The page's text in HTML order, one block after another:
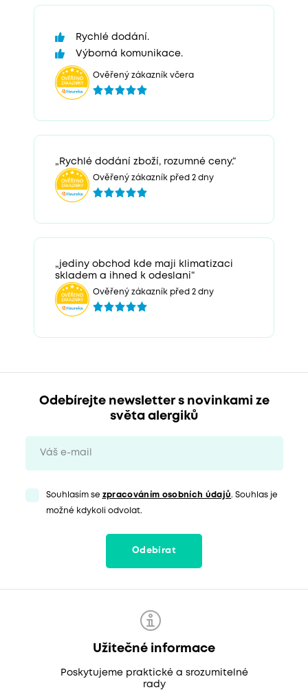
Rychlé dodání.
Výborná komunikace.
Ověřený zákazník včera
„Rychlé dodání zboží, rozumné ceny.“
Ověřený zákazník před 2 dny
„jediny obchod kde maji klimatizaci
skladem a ihned k odeslani“
Ověřený zákazník před 2 dny
Odebírejte newsletter s novinkami ze
světa alergiků
Souhlasím se zpracováním osobních údajů. Souhlas je
možné kdykoli odvolat.
Odebírat
Užitečné informace
Poskytujeme praktické a srozumitelné
rady